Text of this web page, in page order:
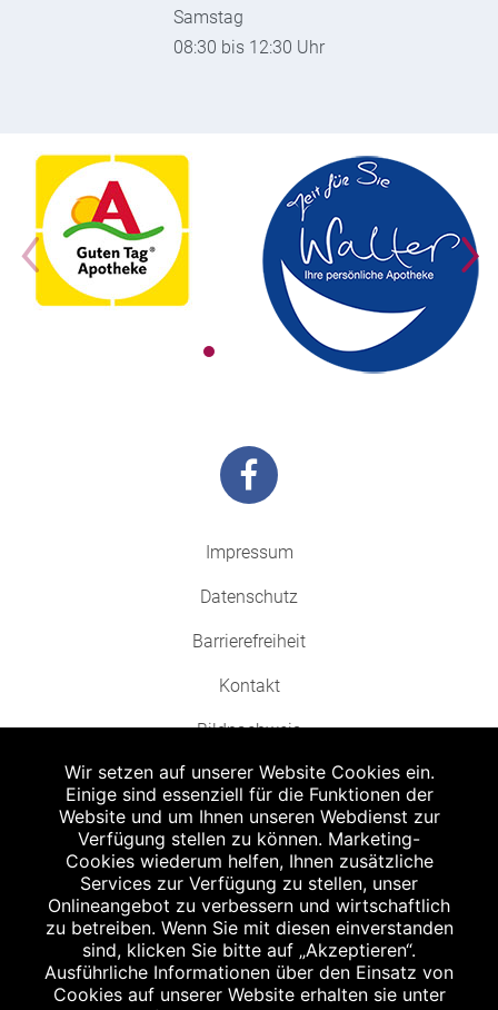
Samstag
08:30 bis 12:30 Uhr
Impressum
Datenschutz
Barrierefreiheit
Kontakt
Bildnachweis
Abgabe in haushaltsüblichen Mengen, solange der Vorrat reicht. Für Druck-
und Satzfehler keine Haftung.
Zu Risiken und Nebenwirkungen lesen Sie die Packungsbeilage und fragen
Sie Ihren Arzt oder Apotheker.
Angabe nach der deutschen Arzneimitteltaxe Apothekenerstattungspreis
(AEP). Der AEP ist keine unverbindliche Preisempfehlung der Hersteller. Der
AEP ist ein von den Apotheken in Ansatz gebrachter Preis für rezeptfreie
Arzneimittel. Er entspricht in der Höhe dem für Apotheken verbindlichen
Wir setzen auf unserer Website Cookies ein.
Einige sind essenziell für die Funktionen der
Website und um Ihnen unseren Webdienst zur
Verfügung stellen zu können. Marketing-
Cookies wiederum helfen, Ihnen zusätzliche
Services zur Verfügung zu stellen, unser
Onlineangebot zu verbessern und wirtschaftlich
zu betreiben. Wenn Sie mit diesen einverstanden
sind, klicken Sie bitte auf „Akzeptieren“.
Ausführliche Informationen über den Einsatz von
Cookies auf unserer Website erhalten sie unter